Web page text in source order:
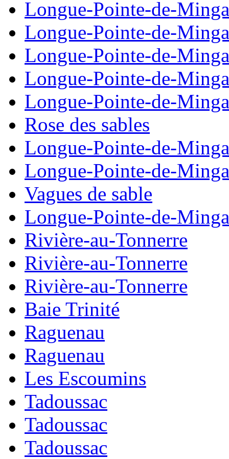
Longue-Pointe-de-
Longue-Pointe-de-
Longue-Pointe-de-
Longue-Pointe-de-
Longue-Pointe-de-
Rose des sables
Longue-Pointe-de-
Longue-Pointe-de-
Vagues de sable
Longue-Pointe-de-
Rivière-au-Tonnerre
Rivière-au-Tonnerre
Rivière-au-Tonnerre
Baie Trinité
Raguenau
Raguenau
Les Escoumins
Tadoussac
Tadoussac
Tadoussac